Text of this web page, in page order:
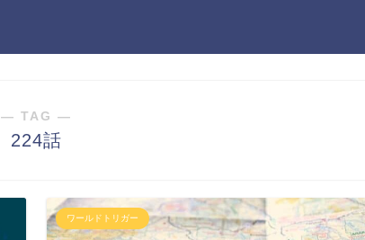
― TAG ―
224話
ワールドトリガー